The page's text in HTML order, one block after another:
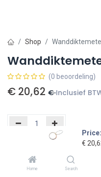
Price:
€
Home Search
Shop
(0 beoordeling)
€ 20,62 € Inclusief
Toevoegen aan
Toevoegen aan